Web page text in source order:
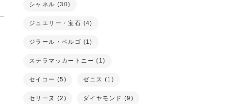
シャネル (30)
ジュエリー・宝石 (4)
ジラール・ペルゴ (1)
ステラマッカートニー (1)
セイコー (5) ゼニス (1)
セリーヌ (2) ダイヤモンド (9)